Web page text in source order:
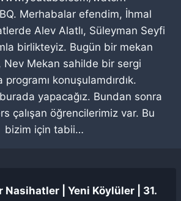
Merhabalar efendim, İhmal
Alev Alatlı, Süleyman Seyfi
birlikteyiz. Bugün bir mekan
Nev Mekan sahilde bir sergi
programı konuşulamdırdık.
yapacağız. Bundan sonra
çalışan öğrencilerimiz var. Bu
bizim için tabii…
Nasihatler | Yeni Köylüler | 31.